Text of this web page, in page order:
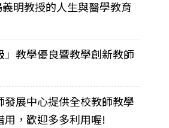
明教授的人生與醫學教育
」教學優良暨教學創新教師
發展中心提供全校教師教學
用，歡迎多多利用喔!